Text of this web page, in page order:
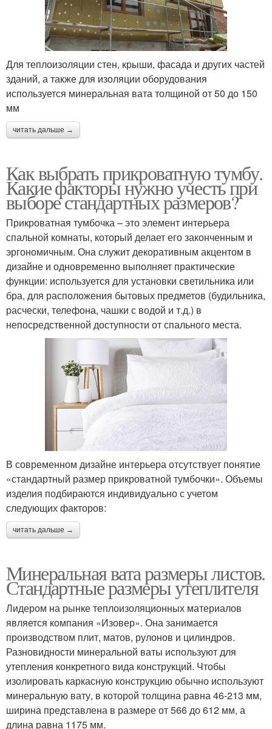
Для теплоизоляции стен, крыши, фасада и других частей
зданий, а также для изоляции оборудования
используется минеральная вата толщиной от 50 до 150
мм
читать дальше →
Как выбрать прикроватную тумбу.
Какие факторы нужно учесть при
выборе стандартных размеров?
Прикроватная тумбочка – это элемент интерьера
спальной комнаты, который делает его законченным и
эргономичным. Она служит декоративным акцентом в
дизайне и одновременно выполняет практические
функции: используется для установки светильника или
бра, для расположения бытовых предметов (будильника,
расчески, телефона, чашки с водой и т.д.) в
непосредственной доступности от спального места.
В современном дизайне интерьера отсутствует понятие
«стандартный размер прикроватной тумбочки». Объемы
изделия подбираются индивидуально с учетом
следующих факторов:
читать дальше →
Минеральная вата размеры листов.
Стандартные размеры утеплителя
Лидером на рынке теплоизоляционных материалов
является компания «Изовер». Она занимается
производством плит, матов, рулонов и цилиндров.
Разновидности минеральной ваты используют для
утепления конкретного вида конструкций. Чтобы
изолировать каркасную конструкцию обычно используют
минеральную вату, в которой толщина равна 46-213 мм,
ширина представлена в размере от 566 до 612 мм, а
длина равна 1175 мм.